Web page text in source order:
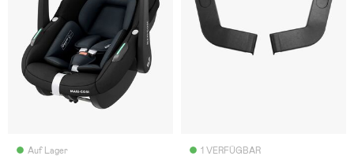
Auf Lager 1 VERFÜGBAR